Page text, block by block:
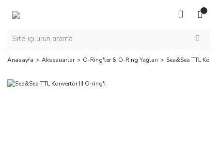
Anasayfa Aksesuarlar O-Ring'ler & O-Ring Yağları Sea&Sea TTL